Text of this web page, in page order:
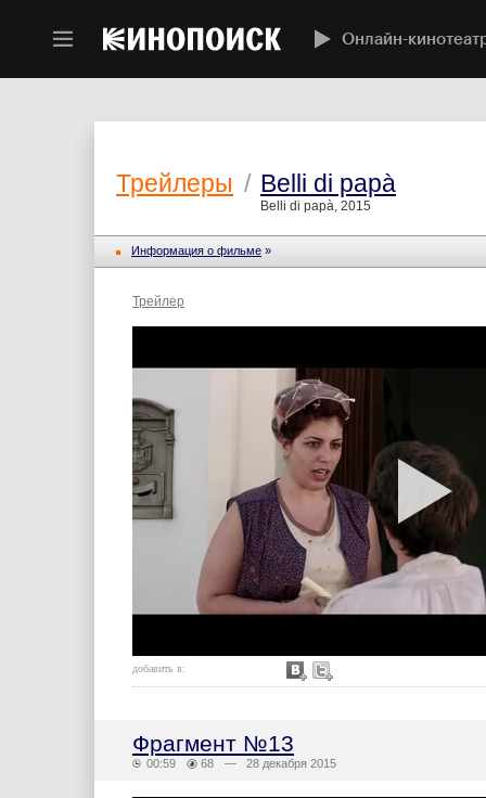
Онлайн-
Трейлеры / Belli di papà
Belli di papà, 2015
Информация о фильме »
Трейлер
добавить в:
Фрагмент №13
00:59 68 — 28 декабря 2015